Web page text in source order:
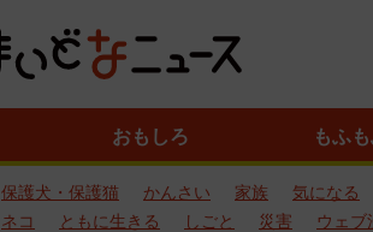
おもしろ もふ
保護犬・保護猫 かんさい 家族 気になる
ネコ
ともに生きる しごと 災害 ウェブ